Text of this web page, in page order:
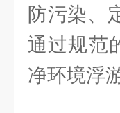
防污染、
通过规范
净环境浮